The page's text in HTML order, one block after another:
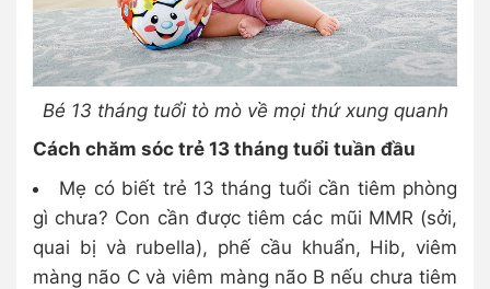
Bé 13 tháng tuổi tò mò về mọi thứ xung quanh
Cách chăm sóc trẻ 13 tháng tuổi tuần đầu
Mẹ có biết trẻ 13 tháng tuổi cần tiêm phòng
gì chưa? Con cần được tiêm các mũi MMR (sởi,
quai bị và rubella), phế cầu khuẩn, Hib, viêm
màng não C và viêm màng não B nếu chưa tiêm